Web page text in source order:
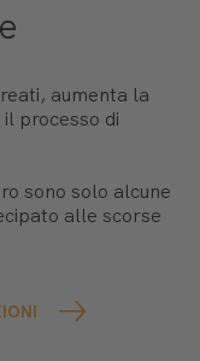
aumenta la
processo di
sono solo alcune
alle scorse